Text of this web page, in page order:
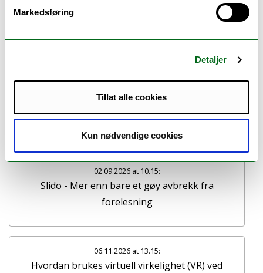
Markedsføring
Detaljer
Tillat alle cookies
Kun nødvendige cookies
19.08.2026 at 13.15:
Oppstartskurs for nye studenter
02.09.2026 at 10.15:
Slido - Mer enn bare et gøy avbrekk fra
forelesning
06.11.2026 at 13.15:
Hvordan brukes virtuell virkelighet (VR) ved